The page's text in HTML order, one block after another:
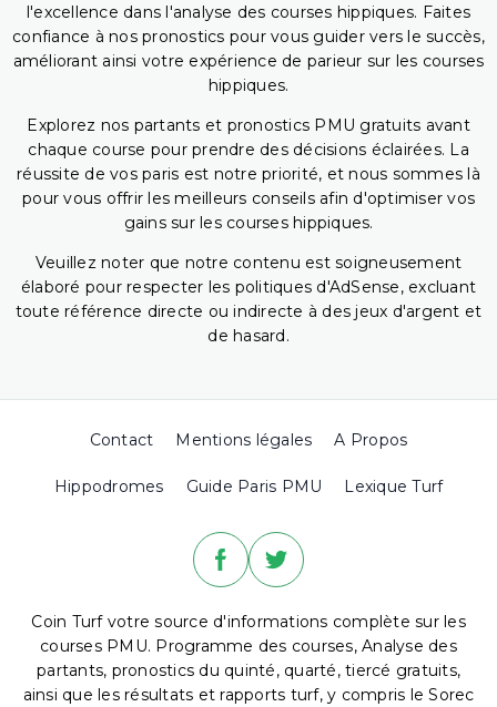
l'excellence dans l'analyse des courses hippiques. Faites
confiance à nos pronostics pour vous guider vers le succès,
améliorant ainsi votre expérience de parieur sur les courses
hippiques.
Explorez nos partants et pronostics PMU gratuits avant
chaque course pour prendre des décisions éclairées. La
réussite de vos paris est notre priorité, et nous sommes là
pour vous offrir les meilleurs conseils afin d'optimiser vos
gains sur les courses hippiques.
Veuillez noter que notre contenu est soigneusement
élaboré pour respecter les politiques d'AdSense, excluant
toute référence directe ou indirecte à des jeux d'argent et
de hasard.
Contact Mentions légales A Propos
Hippodromes Guide Paris PMU Lexique Turf
Coin Turf votre source d'informations complète sur les
courses PMU. Programme des courses, Analyse des
partants, pronostics du quinté, quarté, tiercé gratuits,
ainsi que les résultats et rapports turf, y compris le Sorec